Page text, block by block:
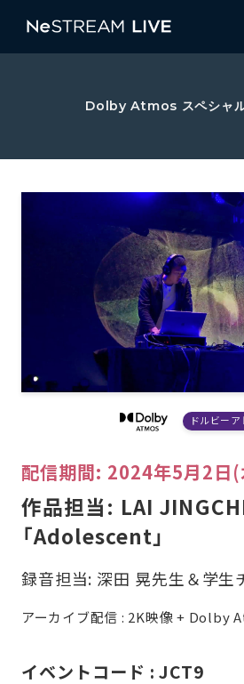
Dolby Atmos スペシャ
ドルビーア
配信期間: 2024年5月2日
作品担当: LAI
「Adolescent」
録音担当: 深田 晃先生＆学生
アーカイブ配信 : 2K映像 + Dolby
イベントコード : JCT9